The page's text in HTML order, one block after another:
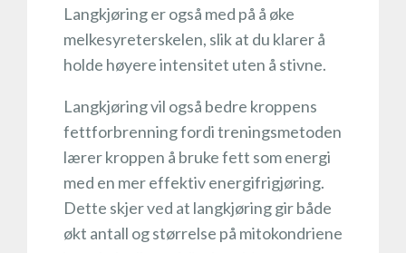
Langkjøring er også med på å øke
melkesyreterskelen, slik at du klarer å
holde høyere intensitet uten å stivne.
Langkjøring vil også bedre kroppens
fettforbrenning fordi treningsmetoden
lærer kroppen å bruke fett som energi
med en mer effektiv energifrigjøring.
Dette skjer ved at langkjøring gir både
økt antall og størrelse på mitokondriene